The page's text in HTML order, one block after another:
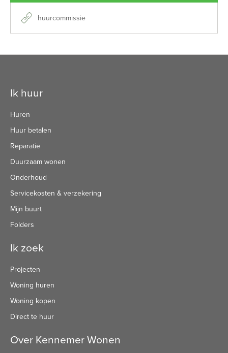
huurcommissie
Contactinformatie
Ik huur
Huren
Huur betalen
Reparatie
Duurzaam wonen
Onderhoud
Servicekosten & verzekering
Mijn buurt
Folders
Ik zoek
Projecten
Woning huren
Woning kopen
Direct te huur
Over Kennemer Wonen